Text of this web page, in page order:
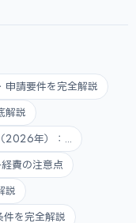
申請要件を完全解説
解説
2026年）：...
費の注意点
説
を完全解説